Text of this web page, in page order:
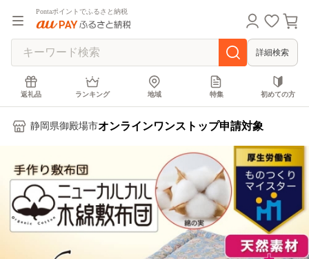
Pontaポイントでふるさと納税
詳細検索
返礼品 ランキング 地域 特集 初めての方
静岡県御殿場市オンラインワンストップ申請対象